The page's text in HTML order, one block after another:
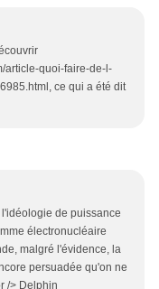
article-quoi-faire-de-l-
ce qui a été dit
de puissance
électronucléaire
malgré l'évidence, la
persuadée qu'on ne
/> Delphin